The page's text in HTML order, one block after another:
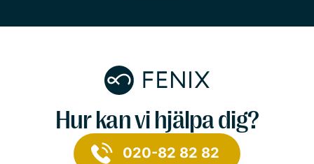
Hur kan vi hjälpa dig?
020-82 82 82